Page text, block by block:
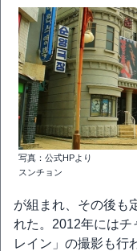
写真：公式HPより
スンチョン
が組まれ、その後も
れた。2012年には
レイン」の撮影も行